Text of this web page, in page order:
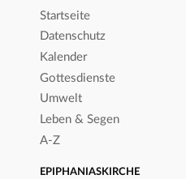
Startseite
Datenschutz
Kalender
Gottesdienste
Umwelt
Leben & Segen
A-Z
EPIPHANIASKIRCHE